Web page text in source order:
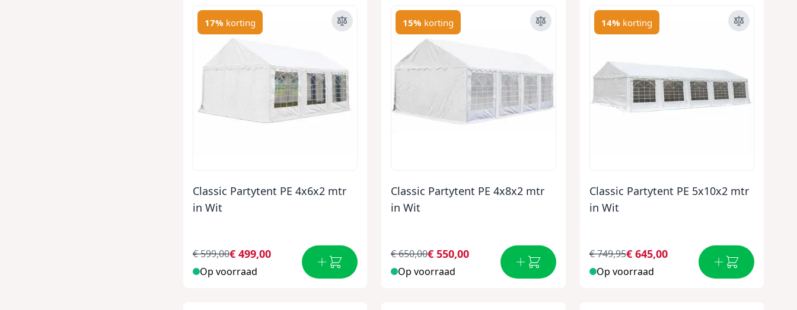
17% korting
Classic Partytent PE 4x6x2 mtr
in Wit
€ 499,00
€ 599,00
Op voorraad
15% korting
Classic Partytent PE 4x8x2 mtr
in Wit
€ 550,00
€ 650,00
Op voorraad
14% korting
Classic Partytent PE 5x10x2 mtr
in Wit
€ 645,00
€ 749,95
Op voorraad